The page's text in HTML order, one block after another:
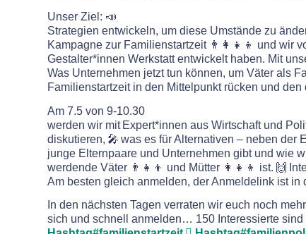
Unser Ziel: 📣
Strategien entwickeln, um diese Umstände zu
Kampagne zur Familienstartzeit 👨‍👩‍👧‍👦 und wir
Gestalter*innen Werkstatt entwickelt haben. Mit
Was Unternehmen jetzt tun können, um Väter als
Familienstartzeit in den Mittelpunkt rücken und
Am 7.5 von 9-10.30
werden wir mit Expert*innen aus Wirtschaft und
diskutieren, 🎤 was es für Alternativen – neben
junge Elternpaare und Unternehmen gibt und wie
werdende Väter 👨‍👧‍👦 und Mütter 👩‍👧‍👦 ist. 🙌
Am besten gleich anmelden, der Anmeldelink ist in
In den nächsten Tagen verraten wir euch noch
sich und schnell anmelden… 150 Interessierte sind